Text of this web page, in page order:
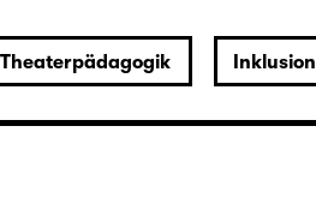
Theaterpädagogik Inklusion